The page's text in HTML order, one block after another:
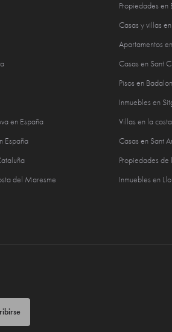
en España
España
del Maresme
Propiedades en
Casas y villas
Apartamentos
Casas en Sant
Pisos en
Inmuebles en
Villas en la
Casas en Sant
Propiedades de
Inmuebles en